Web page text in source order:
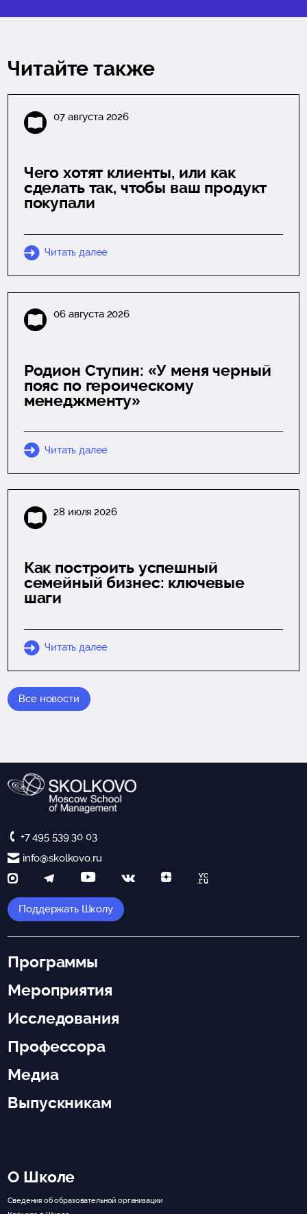
Читайте также
07 августа 2026
Чего хотят клиенты, или как
сделать так, чтобы ваш продукт
покупали
Читать далее
06 августа 2026
Родион Ступин: «У меня черный
пояс по героическому
менеджменту»
Читать далее
28 июля 2026
Как построить успешный
семейный бизнес: ключевые
шаги
Читать далее
Все новости
+7 495 539 30 03
info@skolkovo.ru
Поддержать Школу
Программы
Мероприятия
Исследования
Профессора
Медиа
Выпускникам
О Школе
Сведения об образовательной организации